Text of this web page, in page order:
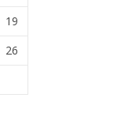
19
26